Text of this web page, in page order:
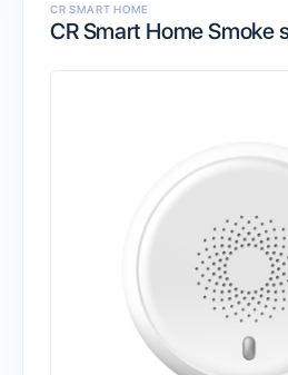
CR SMART HOME
CR Smart Home Smoke